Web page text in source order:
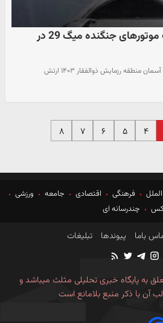
لحظه تیک آف و قدرت موتورهای جنگنده میگ 29 در
رزمایش ذوالفقار ۱۴۰۳ ارتش
۴ ۵ ۶ ۷ ۸
فرهنگی اقتصادی جامعه
ورزشی
چندرسانه ای
باما پیوندها تبلیغات
به پایگاه خبری تحلیلی مثلث میباشد و
آن با ذکر منبع بلامانع است